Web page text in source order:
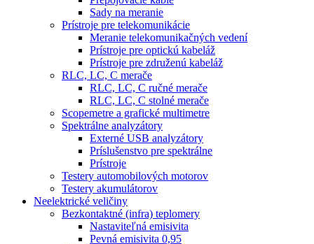
Sady na meranie
Prístroje pre telekomunikácie
Meranie telekomunikačných vedení
Prístroje pre optickú kabeláž
Prístroje pre združenú kabeláž
RLC, LC, C merače
RLC, LC, C ručné merače
RLC, LC, C stolné merače
Scopemetre a grafické multimetre
Spektrálne analyzátory
Externé USB analyzátory
Príslušenstvo pre spektrálne
Prístroje
Testery automobilových motorov
Testery akumulátorov
Neelektrické veličiny
Bezkontaktné (infra) teplomery
Nastaviteľná emisivita
Pevná emisivita 0,95